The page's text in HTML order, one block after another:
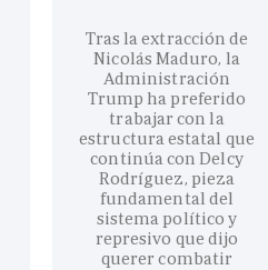
Tras la extracción de
Nicolás Maduro, la
Administración
Trump ha preferido
trabajar con la
estructura estatal que
continúa con Delcy
Rodríguez, pieza
fundamental del
sistema político y
represivo que dijo
querer combatir